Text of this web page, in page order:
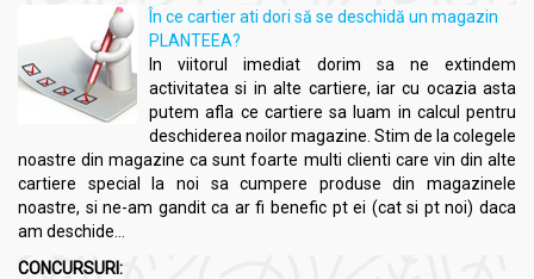
În ce cartier ati dori să se deschidă un magazin
PLANTEEA?
In viitorul imediat dorim sa ne extindem
activitatea si in alte cartiere, iar cu ocazia asta
putem afla ce cartiere sa luam in calcul pentru
deschiderea noilor magazine. Stim de la colegele
noastre din magazine ca sunt foarte multi clienti care vin din alte
cartiere special la noi sa cumpere produse din magazinele
noastre, si ne-am gandit ca ar fi benefic pt ei (cat si pt noi) daca
am deschide...
CONCURSURI: